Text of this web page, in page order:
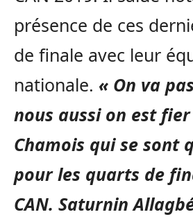
présence de ces
de finale avec leur
nationale. « On va
nous aussi on est
Chamois qui se sont
pour les quarts de
CAN. Saturnin